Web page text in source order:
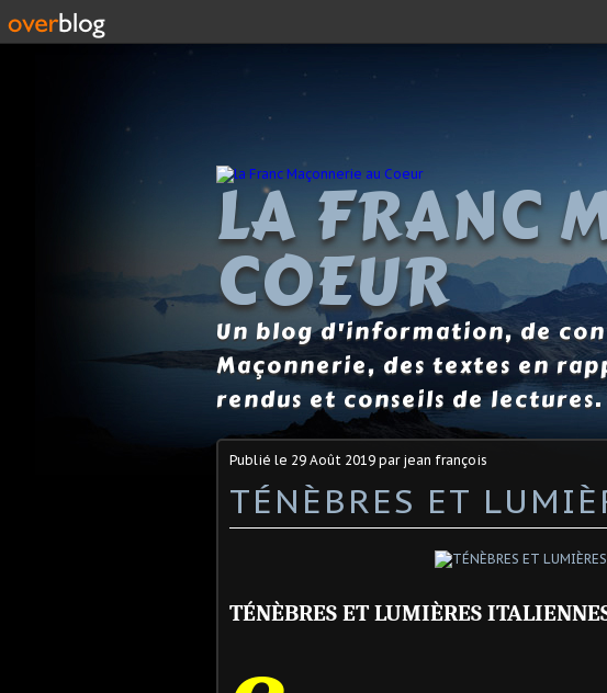
LA FRANC
COEUR
Un blog d'information, de
Maçonnerie, des textes en
rendus et conseils de lectures.
Publié le 29 Août 2019 par jean françois
TÉNÈBRES ET
TÉNÈBRES ET LUMIÈRES